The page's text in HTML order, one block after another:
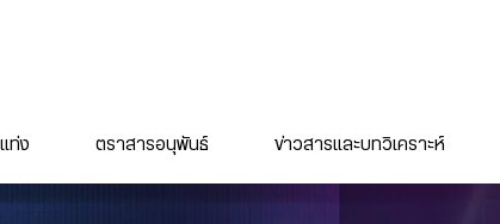
ท่ง ตราสารอนุพันธ์ ข่าวสารและบทวิเคราะห์